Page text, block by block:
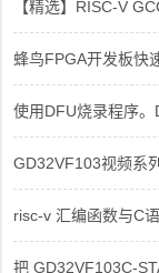
【精选】RISC-V
蜂鸟FPGA开发板快
使用DFU烧录程序
GD32VF103视频系
risc-v 汇编函数与C
把 GD32VF103C-